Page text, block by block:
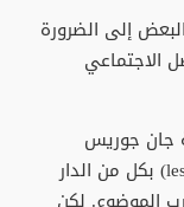
إلى الضرورة
الاجتماعي
جان جوريس
بتولوز بفرنسا حول (les repas des Marocains) بكل من الدار